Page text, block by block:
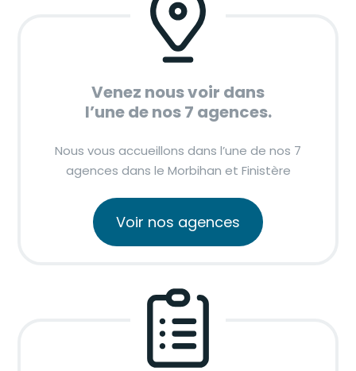
Venez nous voir dans
l’une de nos 7 agences.
Nous vous accueillons dans l’une de nos 7
agences dans le Morbihan et Finistère
Voir nos agences